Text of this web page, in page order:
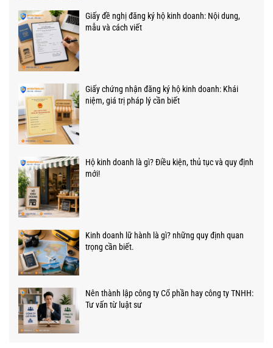
Giấy đề nghị đăng ký hộ kinh doanh: Nội dung,
mẫu và cách viết
Giấy chứng nhận đăng ký hộ kinh doanh: Khái
niệm, giá trị pháp lý cần biết
Hộ kinh doanh là gì? Điều kiện, thủ tục và quy định
mới!
Kinh doanh lữ hành là gì? những quy định quan
trọng cần biết.
Nên thành lập công ty Cổ phần hay công ty TNHH:
Tư vấn từ luật sư